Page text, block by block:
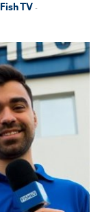
Fish TV -